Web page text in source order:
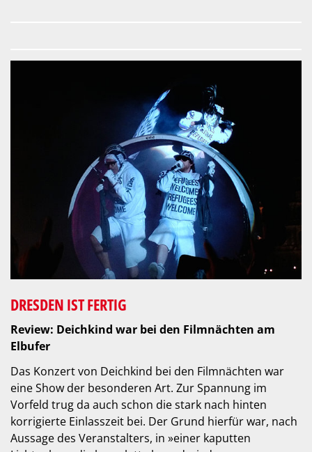
DRESDEN IST FERTIG
Review: Deichkind war bei den Filmnächten am
Elbufer
Das Konzert von Deichkind bei den Filmnächten war
eine Show der besonderen Art. Zur Spannung im
Vorfeld trug da auch schon die stark nach hinten
korrigierte Einlasszeit bei. Der Grund hierfür war, nach
Aussage des Veranstalters, in »einer kaputten